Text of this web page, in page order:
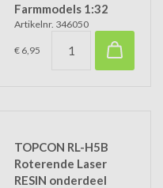
Farmmodels 1:32
Artikelnr. 346050
€ 6,95
TOPCON RL-H5B
Roterende Laser
RESIN onderdeel